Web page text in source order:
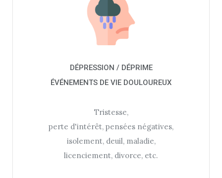
DÉPRESSION / DÉPRIME
ÉVÉNEMENTS DE VIE DOULOUREUX
Tristesse,
perte d'intérêt, pensées négatives,
isolement, deuil, maladie,
licenciement, divorce, etc.